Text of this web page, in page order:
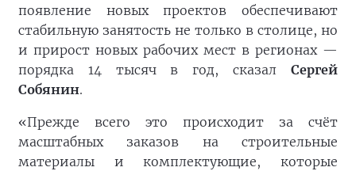
появление новых проектов обеспечивают
стабильную занятость не только в столице, но
и прирост новых рабочих мест в регионах —
порядка 14 тысяч в год, сказал Сергей
Собянин.
«Прежде всего это происходит за счёт
масштабных заказов на строительные
материалы и комплектующие, которые